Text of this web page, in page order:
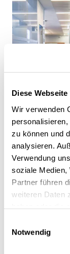
Diese
Wir verwenden
zu können und
analysieren.
Verwendung
soziale Medien,
Partner führen
weiteren Daten
Notwendig